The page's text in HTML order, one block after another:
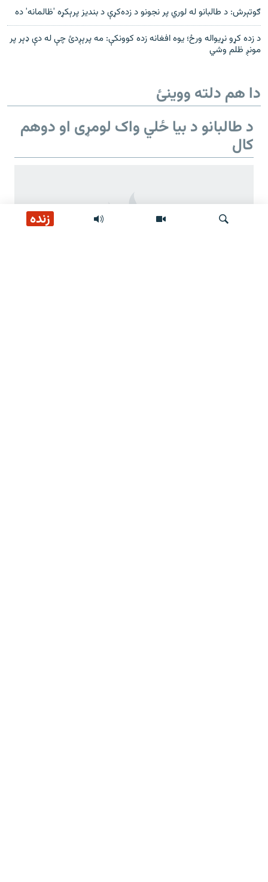
زنده
ګوتېرش: د طالبانو له لوري پر نجونو د زده‌کړې د بنديز پرېکړه 'ظالمانه' ده
د زده کړو نړیواله ورځ؛ یوه افغانه زده کوونکې: مه پرېږدئ چې له دې ډېر پر
مونږ ظلم وشي
دا هم دلته ووینئ
د طالبانو د بیا ځلي واک لومړی او دوهم
کال